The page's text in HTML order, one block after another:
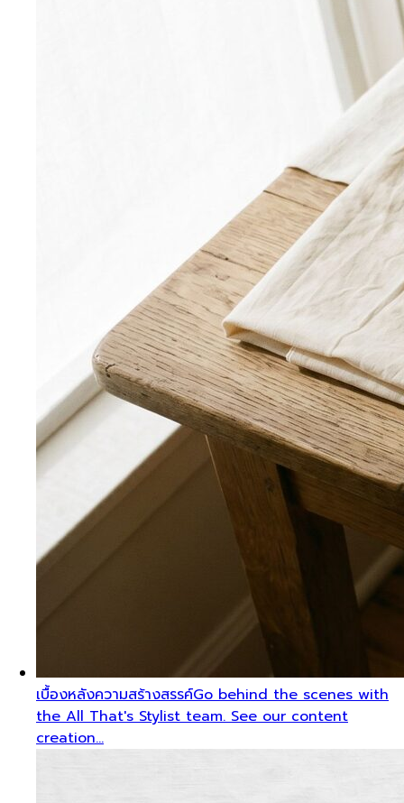
เบื้องหลังความสร้างสรรค์Go behind the scenes with
the All That's Stylist team. See our content
creation…